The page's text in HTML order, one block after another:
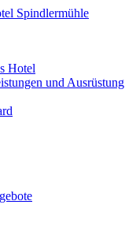
Hotel
und Ausrüstung